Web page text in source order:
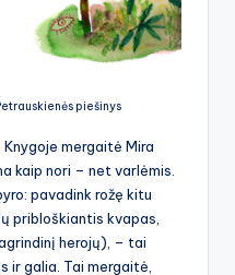
piešinys
Knygoje mergaitė Mira
kaip nori – net varlėmis.
pavadink rožę kitu
pribloškiantis kvapas,
herojų), – tai
ir galia. Tai mergaitė,